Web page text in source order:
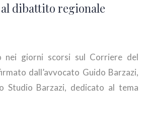
dibattito regionale
nei giorni scorsi sul Corriere del
dall’avvocato Guido Barzazi,
Studio Barzazi, dedicato al tema